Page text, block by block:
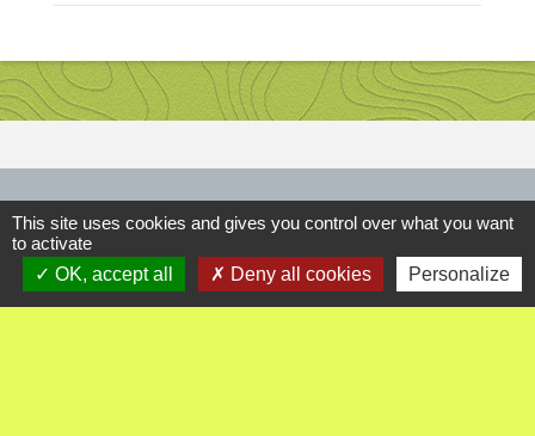
Contact
Commune d'Ambutrix
8 impasse les corrées
This site uses cookies and gives you control over what you want
to activate
OK, accept all
Deny all cookies Personalize